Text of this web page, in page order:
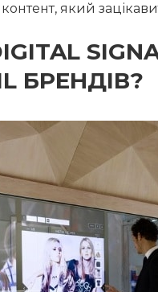
який
БРЕНДІВ?